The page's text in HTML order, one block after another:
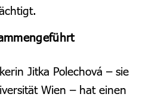
Jitka Polechová – sie
Wien – hat einen